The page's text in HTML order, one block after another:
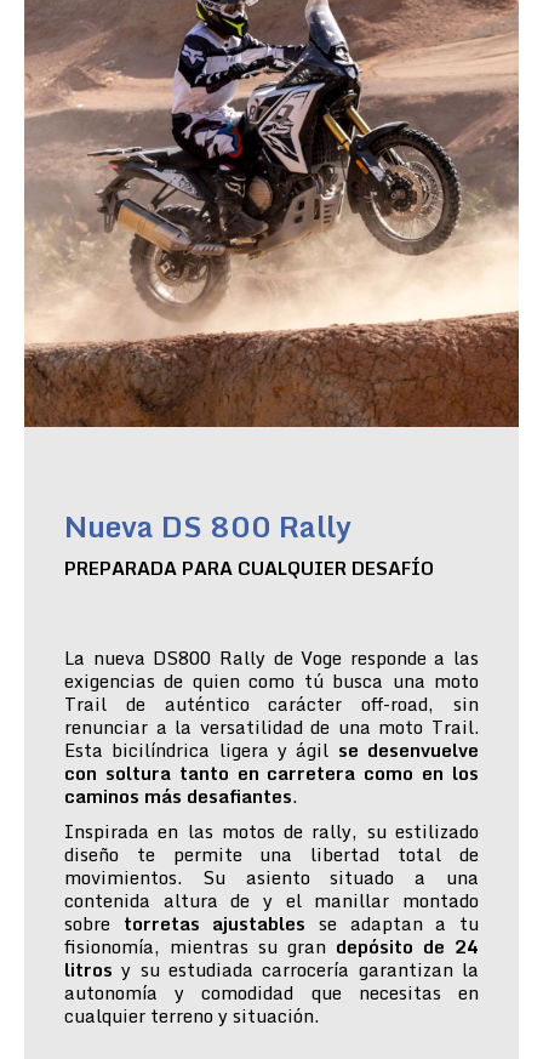
Nueva DS 800 Rally
PREPARADA PARA CUALQUIER DESAFÍO
La nueva DS800 Rally de Voge responde a las
exigencias de quien como tú busca una moto
Trail de auténtico carácter off-road, sin
renunciar a la versatilidad de una moto Trail.
Esta bicilíndrica ligera y ágil se desenvuelve
con soltura tanto en carretera como en los
caminos más desafiantes.
Inspirada en las motos de rally, su estilizado
diseño te permite una libertad total de
movimientos. Su asiento situado a una
contenida altura de y el manillar montado
sobre torretas ajustables se adaptan a tu
fisionomía, mientras su gran depósito de 24
litros y su estudiada carrocería garantizan la
autonomía y comodidad que necesitas en
cualquier terreno y situación.